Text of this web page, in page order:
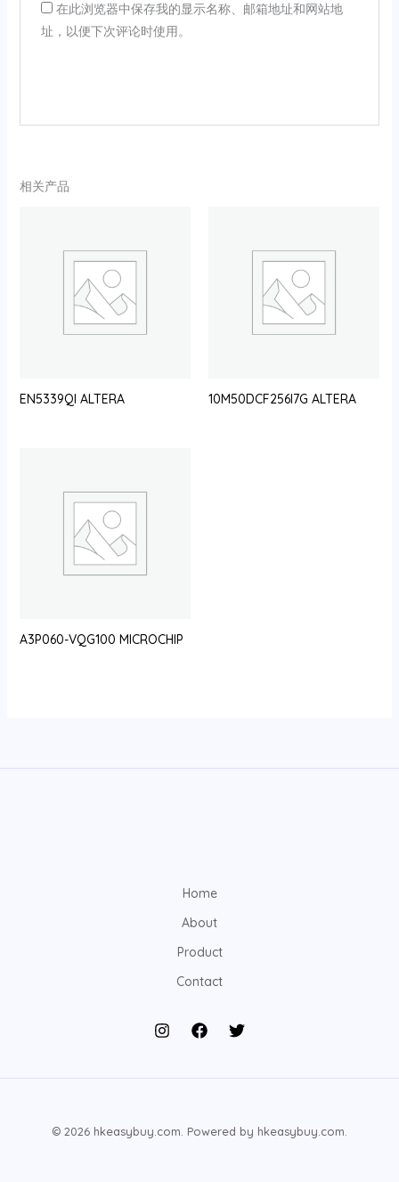
在此浏览器中保存我的显示名称、邮箱地址和网站地
址，以便下次评论时使用。
相关产品
EN5339QI ALTERA 10M50DCF256I7G ALTERA
A3P060-VQG100 MICROCHIP
Home
About
Product
Contact
© 2026 hkeasybuy.com. Powered by hkeasybuy.com.